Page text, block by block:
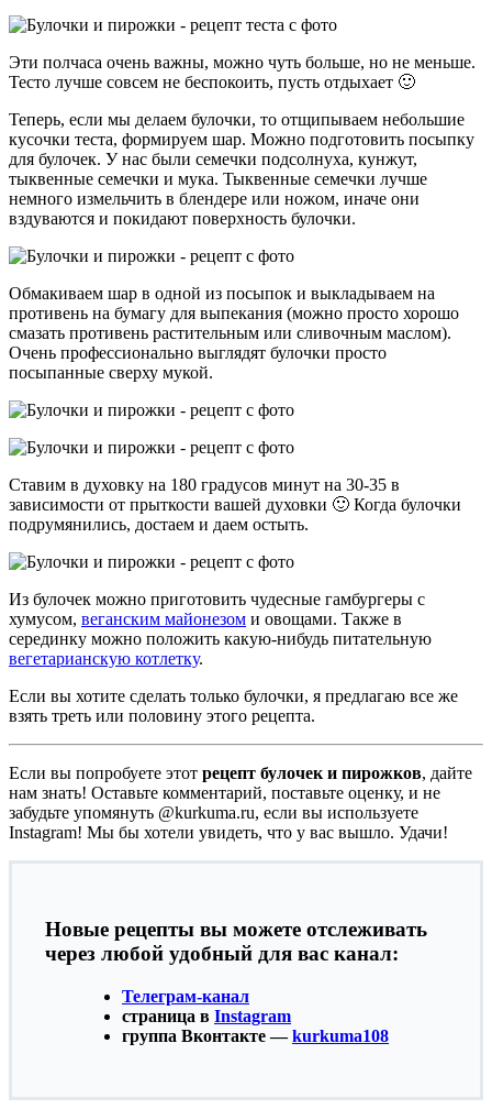
Эти полчаса очень важны, можно чуть больше, но не меньше.
Тесто лучше совсем не беспокоить, пусть отдыхает 🙂
Теперь, если мы делаем булочки, то отщипываем небольшие
кусочки теста, формируем шар. Можно подготовить посыпку
для булочек. У нас были семечки подсолнуха, кунжут,
тыквенные семечки и мука. Тыквенные семечки лучше
немного измельчить в блендере или ножом, иначе они
вздуваются и покидают поверхность булочки.
Обмакиваем шар в одной из посыпок и выкладываем на
противень на бумагу для выпекания (можно просто хорошо
смазать противень растительным или сливочным маслом).
Очень профессионально выглядят булочки просто
посыпанные сверху мукой.
Ставим в духовку на 180 градусов минут на 30-35 в
зависимости от прыткости вашей духовки 🙂 Когда булочки
подрумянились, достаем и даем остыть.
Из булочек можно приготовить чудесные гамбургеры с
хумусом, веганским майонезом и овощами. Также в
серединку можно положить какую-нибудь питательную
вегетарианскую котлетку.
Если вы хотите сделать только булочки, я предлагаю все же
взять треть или половину этого рецепта.
Если вы попробуете этот рецепт булочек и пирожков, дайте
нам знать! Оставьте комментарий, поставьте оценку, и не
забудьте упомянуть @kurkuma.ru, если вы используете
Instagram! Мы бы хотели увидеть, что у вас вышло. Удачи!
Новые рецепты вы можете отслеживать
через любой удобный для вас канал:
Телеграм-канал
страница в Instagram
группа Вконтакте —kurkuma108